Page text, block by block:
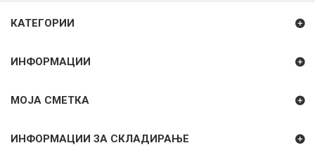
КАТЕГОРИИ
ИНФОРМАЦИИ
МОЈА СМЕТКА
ИНФОРМАЦИИ ЗА СКЛАДИРАЊЕ